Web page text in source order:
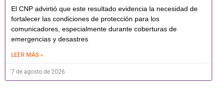
El CNP advirtió que este resultado evidencia la necesidad de
fortalecer las condiciones de protección para los
comunicadores, especialmente durante coberturas de
emergencias y desastres
LEER MÁS »
7 de agosto de 2026